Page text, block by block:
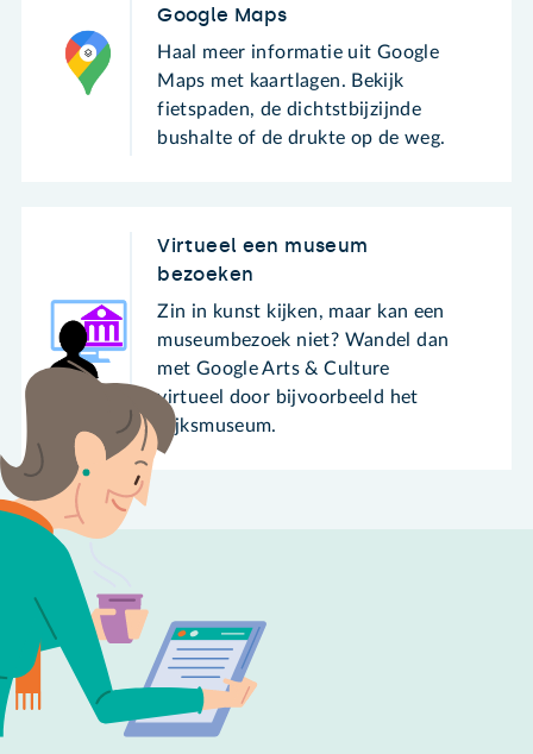
Google Maps
Haal meer informatie uit Google
Maps met kaartlagen. Bekijk
fietspaden, de dichtstbijzijnde
bushalte of de drukte op de weg.
Virtueel een museum
bezoeken
Zin in kunst kijken, maar kan een
museumbezoek niet? Wandel dan
met Google Arts & Culture
virtueel door bijvoorbeeld het
Rijksmuseum.